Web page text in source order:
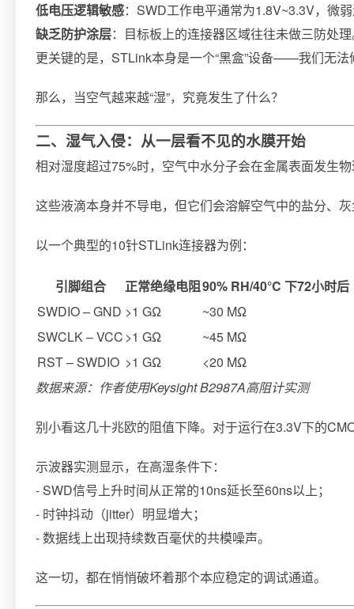
低电压逻辑敏感：SWD工作电平通常为1.8V~3.3V，微
缺乏防护涂层：目标板上的连接器区域往往未做三防处
更关键的是，STLink本身是一个“黑盒”设备——我们无
那么，当空气越来越“湿”，究竟发生了什么？
二、湿气入侵：从一层看不见的水膜开始
相对湿度超过75%时，空气中水分子会在金属表面发生
这些液滴本身并不导电，但它们会溶解空气中的盐分、
以一个典型的10针STLink连接器为例：
引脚组合 正常绝缘电阻90% RH/40°C 下72小时后
SWDIO – GND >1 GΩ
~30 MΩ
SWCLK – VCC>1 GΩ
~45 MΩ
RST – SWDIO >1 GΩ
<20 MΩ
数据来源：作者使用Keysight B2987A高阻计实测
别小看这几十兆欧的阻值下降。对于运行在3.3V下的
示波器实测显示，在高湿条件下：
- SWD信号上升时间从正常的10ns延长至60ns以上；
- 时钟抖动（jitter）明显增大；
- 数据线上出现持续数百毫伏的共模噪声。
这一切，都在悄悄破坏着那个本应稳定的调试通道。